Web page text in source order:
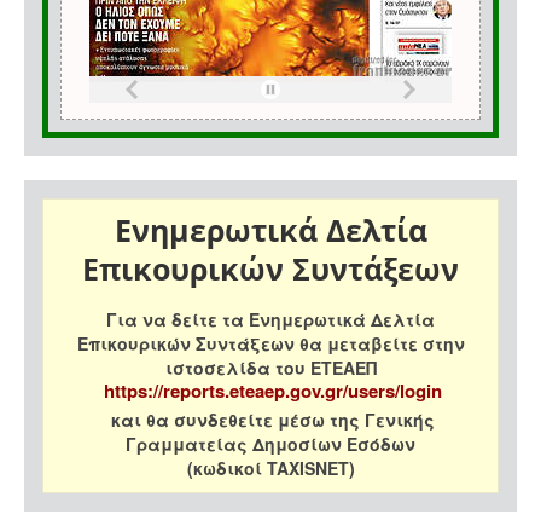
Ενημερωτικά Δελτία
Επικουρικών Συντάξεων
Για να δείτε τα Ενημερωτικά Δελτία
Επικουρικών Συντάξεων θα μεταβείτε στην
ιστοσελίδα του ΕΤΕΑΕΠ
https://reports.eteaep.gov.gr/users/login
και θα συνδεθείτε μέσω της Γενικής
Γραμματείας Δημοσίων Εσόδων
(κωδικοί TAXISNET)